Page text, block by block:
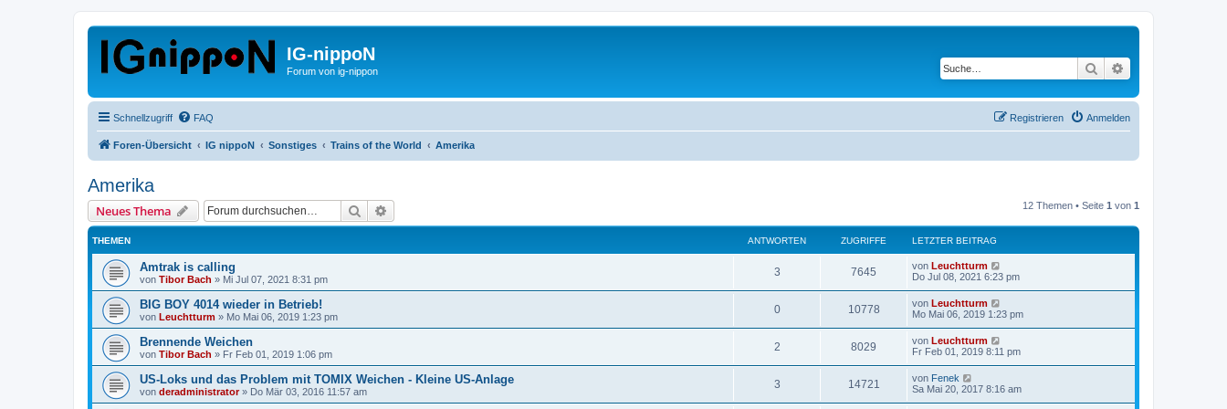
IG-nippoN
Forum von ig-nippon Suche
Schnellzugriff FAQ Anmelden
Registrieren
Foren-Übersicht IG nippoN Sonstiges Trains of the World Amerika
Amerika
Neues Thema Suche 12 Themen • Seite 1 von 1
THEMEN ANTWORTEN ZUGRIFFE LETZTER BEITRAG
Amtrak is calling
von Tibor Bach » Mi Jul 07, 2021 8:31 pm
3 7645 von Leuchtturm
Do Jul 08, 2021 6:23 pm
BIG BOY 4014 wieder in Betrieb!
von Leuchtturm » Mo Mai 06, 2019 1:23 pm
0 10778 von Leuchtturm
Mo Mai 06, 2019 1:23 pm
Brennende Weichen
von Tibor Bach » Fr Feb 01, 2019 1:06 pm
2 8029 von Leuchtturm
Fr Feb 01, 2019 8:11 pm
US-Loks und das Problem mit TOMIX Weichen - Kleine US-Anlage
von deradministrator» Do Mär 03, 2016 11:57 am
3 14721 von Fenek
Sa Mai 20, 2017 8:16 am